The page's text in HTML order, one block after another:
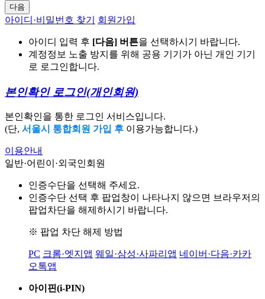
다음
아이디·비밀번호 찾기 회원가입
아이디 입력 후 [다음] 버튼을 선택하시기 바랍니다.
계정정보 노출 방지를 위해 공용 기기가 아닌 개인 기기
로 로그인합니다.
본인확인 로그인(개인회원)
본인확인을 통한 로그인 서비스입니다.
(단, 서울시 통합회원 가입 후 이용가능합니다.)
이용안내
일반·어린이·외국인회원
인증수단을 선택해 주세요.
인증수단 선택 후 팝업창이 나타나지 않으면 브라우저의
팝업차단을 해제하시기 바랍니다.
※ 팝업 차단 해제 방법
PC 크롬·엣지앱 웨일·삼성·사파리앱 네이버·다음·카카
오톡앱
아이핀(i-PIN)